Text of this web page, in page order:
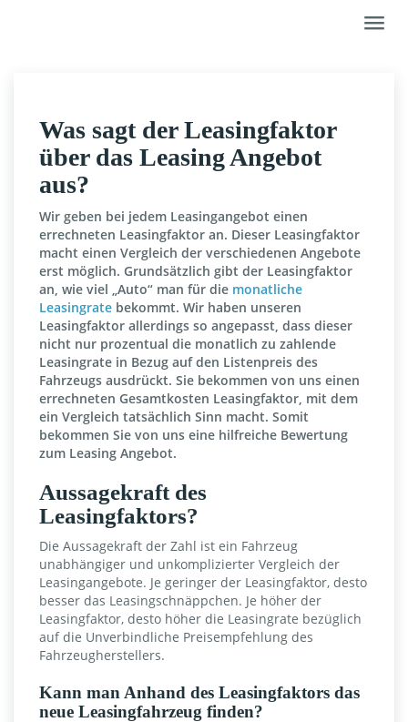
Was sagt der Leasingfaktor
über das Leasing Angebot
aus?
Wir geben bei jedem Leasingangebot einen
errechneten Leasingfaktor an. Dieser Leasingfaktor
macht einen Vergleich der verschiedenen Angebote
erst möglich. Grundsätzlich gibt der Leasingfaktor
an, wie viel „Auto“ man für die monatliche
Leasingrate bekommt. Wir haben unseren
Leasingfaktor allerdings so angepasst, dass dieser
nicht nur prozentual die monatlich zu zahlende
Leasingrate in Bezug auf den Listenpreis des
Fahrzeugs ausdrückt. Sie bekommen von uns einen
errechneten Gesamtkosten Leasingfaktor, mit dem
ein Vergleich tatsächlich Sinn macht. Somit
bekommen Sie von uns eine hilfreiche Bewertung
zum Leasing Angebot.
Aussagekraft des
Leasingfaktors?
Die Aussagekraft der Zahl ist ein Fahrzeug
unabhängiger und unkomplizierter Vergleich der
Leasingangebote. Je geringer der Leasingfaktor, desto
besser das Leasingschnäppchen. Je höher der
Leasingfaktor, desto höher die Leasingrate bezüglich
auf die Unverbindliche Preisempfehlung des
Fahrzeugherstellers.
Kann man Anhand des Leasingfaktors das
neue Leasingfahrzeug finden?